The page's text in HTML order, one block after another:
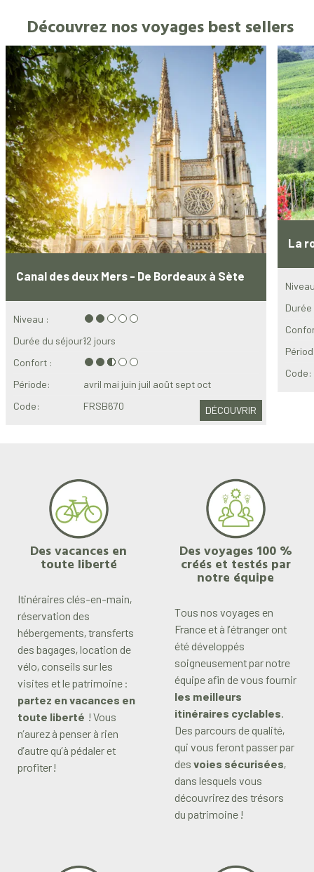
Découvrez nos voyages best sellers
Canal des deux Mers - De Bordeaux à Sète
Niveau :
Durée du séjour:12 jours
Confort :
Période:
avril mai juin juil août sept oct
Code:
FRSB670 DÉCOUVRIR
La
Code:
Des vacances en
toute liberté
Itinéraires clés-en-main,
réservation des
hébergements, transferts
des bagages, location de
vélo, conseils sur les
visites et le patrimoine :
partez en vacances en
toute liberté ! Vous
n’aurez à penser à rien
d’autre qu’à pédaler et
profiter !
Des voyages 100 %
créés et testés par
notre équipe
Tous nos voyages en
France et à l’étranger ont
été développés
soigneusement par notre
équipe afin de vous fournir
les meilleurs
itinéraires cyclables.
Des parcours de qualité,
qui vous feront passer par
des voies sécurisées,
dans lesquels vous
découvrirez des trésors
du patrimoine !